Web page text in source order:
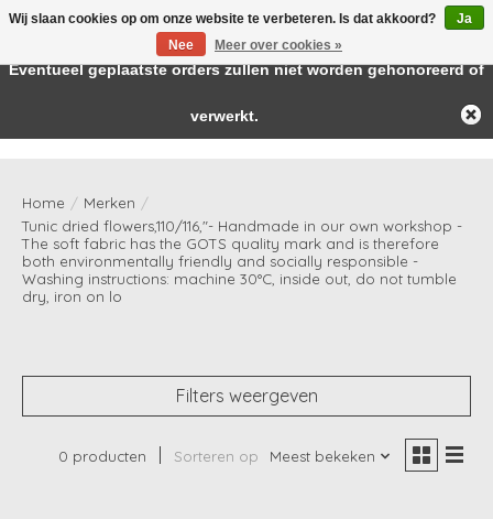
Home / Merken /
Tunic dried flowers,110/116,"- Handmade in our own workshop -
The soft fabric has the GOTS quality mark and is therefore
both environmentally friendly and socially responsible -
Washing instructions: machine 30°C, inside out, do not tumble
dry, iron on lo
Filters weergeven
0 producten Sorteren op Meest bekeken
Wij slaan cookies op om onze website te verbeteren. Is dat akkoord?
Ja
Nee
Meer over cookies »
← Keer terug naar de backofficeDeze winkel is in aanbouw.
Eventueel geplaatste orders zullen niet worden gehonoreerd of
verwerkt.